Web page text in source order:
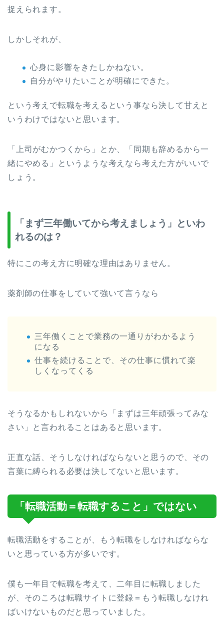
捉えられます。
しかしそれが、
心身に影響をきたしかねない。
自分がやりたいことが明確にできた。
という考えで転職を考えるという事なら決して甘えと
いうわけではないと思います。
「上司がむかつくから」とか、「同期も辞めるから一
緒にやめる」というような考えなら考えた方がいいで
しょう。
「まず三年働いてから考えましょう」といわ
れるのは？
特にこの考え方に明確な理由はありません。
薬剤師の仕事をしていて強いて言うなら
三年働くことで業務の一通りがわかるよう
になる
仕事を続けることで、その仕事に慣れて楽
しくなってくる
そうなるかもしれないから「まずは三年頑張ってみな
さい」と言われることはあると思います。
正直な話、そうしなければならないと思うので、その
言葉に縛られる必要は決してないと思います。
「転職活動＝転職すること」ではない
転職活動をすることが、もう転職をしなければならな
いと思っている方が多いです。
僕も一年目で転職を考えて、二年目に転職しました
が、そのころは転職サイトに登録＝もう転職しなけれ
ばいけないものだと思っていました。